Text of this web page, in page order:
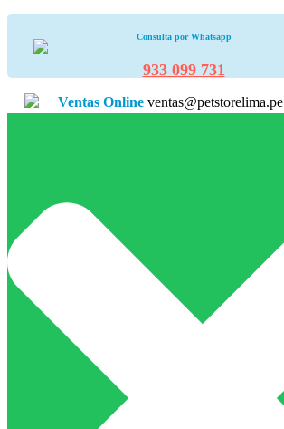
Consulta por Whatsapp
933 099 731
Ventas Online ventas@petstorelima.pe